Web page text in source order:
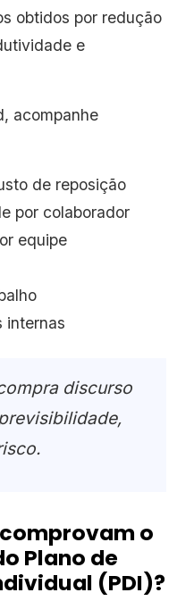
obtidos por redução
e
acompanhe
de reposição
por colaborador
equipe
internas
discurso
o
Plano de
(PDI)?